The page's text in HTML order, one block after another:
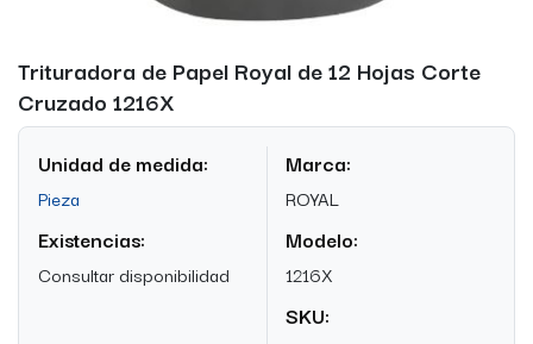
Trituradora de Papel Royal de 12 Hojas Corte
Cruzado 1216X
Unidad de medida:
Pieza
Existencias:
Consultar disponibilidad
Marca:
ROYAL
Modelo:
1216X
SKU: